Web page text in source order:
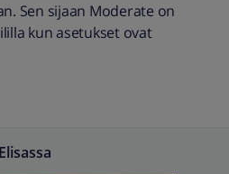
Sen sijaan Moderate on
kun asetukset ovat